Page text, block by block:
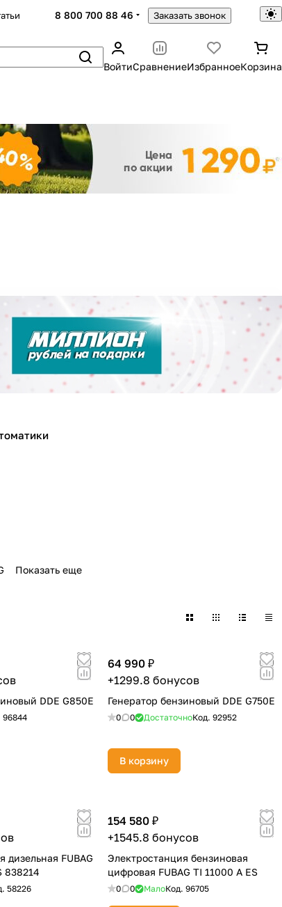
8 800 700 88 46 Заказать звонок
ВойтиСравнениеИзбранноеКорзина
Показать еще
DDE G850E
96844
64 990 ₽
+1299.8 бонусов
Генератор бензиновый DDE G750E
0 0 ДостаточноКод. 92952
В корзину
дизельная FUBAG
838214
58226
154 580 ₽
+1545.8 бонусов
Электростанция бензиновая
цифровая FUBAG TI 11000 A ES
0 0 МалоКод. 96705
Закрыть